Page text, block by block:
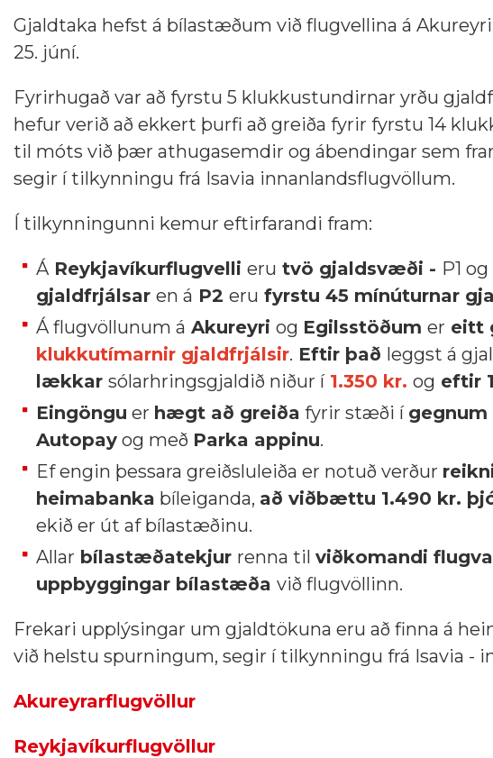
Gjaldtaka hefst á bílastæðum við flugvellina á
25. júní.
Fyrirhugað var að fyrstu 5 klukkustundirnar yrðu
hefur verið að ekkert þurfi að greiða fyrir fyrstu 14
til móts við þær athugasemdir og ábendingar sem
segir í tilkynningu frá Isavia innanlandsflugvöllum.
Í tilkynningunni kemur eftirfarandi fram:
Á Reykjavíkurflugvelli eru tvö gjaldsvæði - P1
gjaldfrjálsar en á P2 eru fyrstu 45 mínúturnar
Á flugvöllunum á Akureyri og Egilsstöðum er eitt
klukkutímarnir gjaldfrjálsir. Eftir það leggst á
lækkar sólarhringsgjaldið niður í 1.350 kr. og eftir
Eingöngu er hægt að greiða fyrir stæði í
Autopay og með Parka appinu.
Ef engin þessara greiðsluleiða er notuð verður
heimabanka bíleiganda, að viðbættu 1.490 kr.
ekið er út af bílastæðinu.
Allar bílastæðatekjur renna til viðkomandi
uppbyggingar bílastæða við flugvöllinn.
Frekari upplýsingar um gjaldtökuna eru að finna á
við helstu spurningum, segir í tilkynningu frá Isavia -
Akureyrarflugvöllur
Reykjavíkurflugvöllur